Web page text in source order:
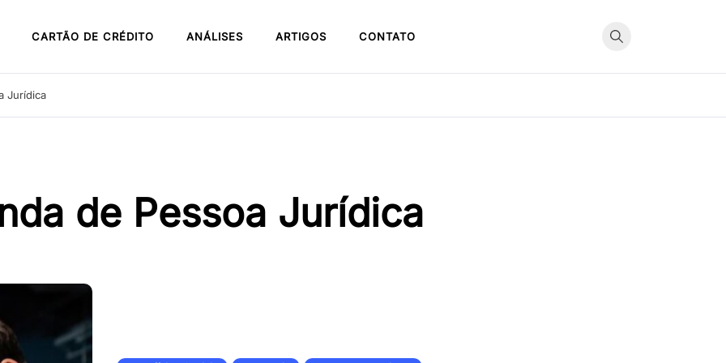
CARTÃO DE CRÉDITO ANÁLISES ARTIGOS CONTATO
Jurídica
de Pessoa Jurídica